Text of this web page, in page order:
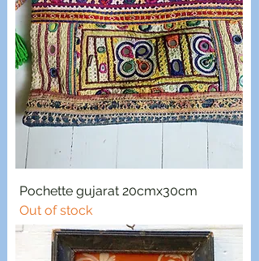
Pochette gujarat 20cmx30cm
Out of stock